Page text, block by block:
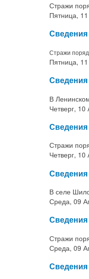
Стражи
Пятница,
Сведения
Стражи
Пятница,
В
Четверг,
Сведения
Стражи
Четверг,
В селе
Среда, 09
Сведения
Стражи
Среда, 09